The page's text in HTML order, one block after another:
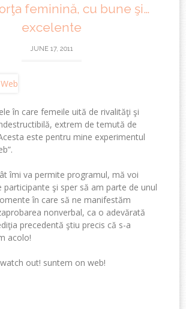
feminină, cu bune şi…
excelente
JUNE 17, 2011
în care femeile uită de rivalităţi şi
extrem de temută de
este pentru mine experimentul
îmi va permite programul, mă voi
participante şi sper să am parte de unul
în care să ne manifestăm
nonverbal, ca o adevărată
precedentă ştiu precis că s-a
acolo!
out! suntem on web!